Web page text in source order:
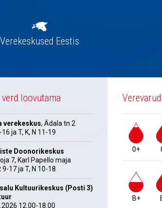
Verekeskused Eestis
loovutama
verekeskus, Ädala tn 2
16 ja T, K, N 11-19
Doonorikeskus
7, Karl Papello maja
9-17 ja T, N 10-18
Kultuurikeskus (Posti 3)
12.00-18.00
Verevarud
0+
B+